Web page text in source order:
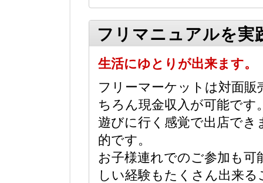
フリマニュアルを
生活にゆとりが出来ます。
フリーマーケットは対面販
ちろん現金収入が可能です
遊びに行く感覚で出店でき
的です。
お子様連れでのご参加も可
しい経験もたくさん出来